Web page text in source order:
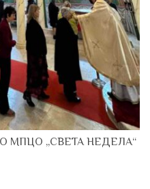
МПЦО „СВЕТА НЕДЕЛА“